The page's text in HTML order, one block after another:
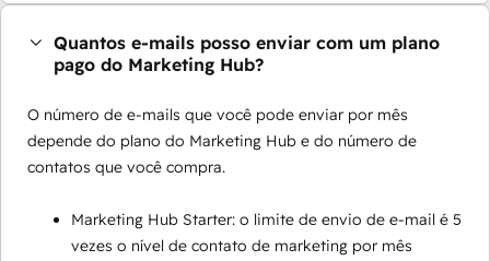
Quantos e-mails posso enviar com um plano
pago do Marketing Hub?
O número de e-mails que você pode enviar por mês
depende do plano do Marketing Hub e do número de
contatos que você compra.
Marketing Hub Starter: o limite de envio de e-mail é 5
vezes o nível de contato de marketing por mês